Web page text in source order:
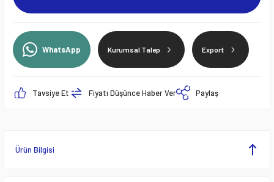
WhatsApp Kurumsal Talep Export
Tavsiye Et Fiyatı Düşünce Haber Ver Paylaş
Ürün Bilgisi